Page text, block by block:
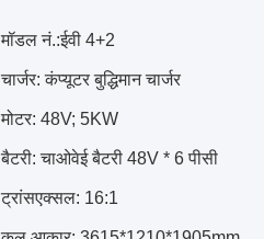
मॉडल नं.:ईवी 4+2
चार्जर: कंप्यूटर बुद्धिमान चार्जर
मोटर: 48V; 5KW
बैटरी: चाओवेई बैटरी 48V * 6 पीसी
ट्रांसएक्सल: 16:1